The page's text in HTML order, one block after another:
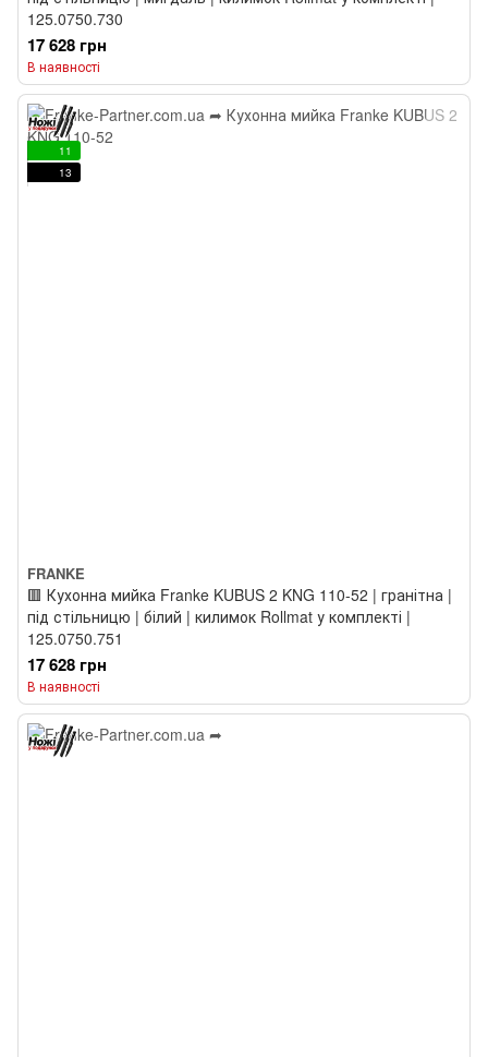
125.0750.730
17 628 грн
В наявності
11
13
FRANKE
🟥 Кухонна мийка Franke KUBUS 2 KNG 110-52 | гранітна |
під стільницю | білий | килимок Rollmat у комплекті |
125.0750.751
17 628 грн
В наявності